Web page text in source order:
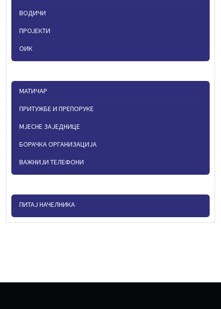
ВОДИЧИ
ПРОЈЕКТИ
ОИК
МАТИЧАР
ПРИТУЖБЕ И ПРЕПОРУКЕ
МЈЕСНЕ ЗАЈЕДНИЦЕ
БОРАЧКА ОРГАНИЗАЦИЈА
ВАЖНИЈИ ТЕЛЕФОНИ
ПИТАЈ НАЧЕЛНИКА